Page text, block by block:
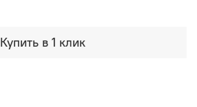
Купить в 1 клик